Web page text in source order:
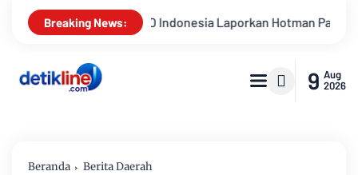
Breaking News:
Laporkan Hotman Paris ke Polda Metro Jaya Terkait
9 Aug
2026
Beranda Berita Daerah